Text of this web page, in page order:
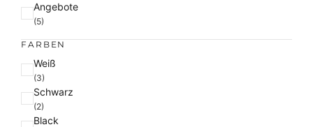
Angebote
(5)
FARBEN
F
a
r
b
e
Weiß
(3)
Schwarz
(2)
Black